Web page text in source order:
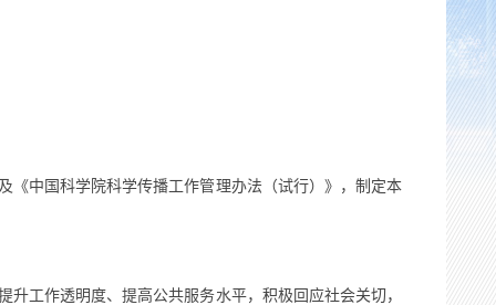
中国科学院科学传播工作管理办法（试行）》，制定本
工作透明度、提高公共服务水平，积极回应社会关切，